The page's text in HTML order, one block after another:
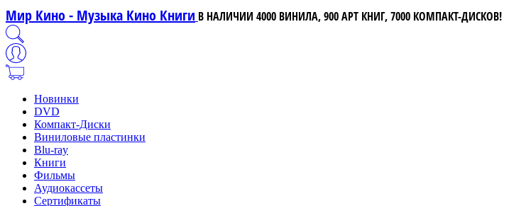
Мир Кино - Музыка Кино Книги В НАЛИЧИИ 4000 ВИНИЛА, 900 АРТ КНИГ, 7000 КОМПАКТ-ДИСКОВ!
Новинки
DVD
Компакт-Диски
Виниловые пластинки
Blu-ray
Книги
Фильмы
Аудиокассеты
Сертификаты